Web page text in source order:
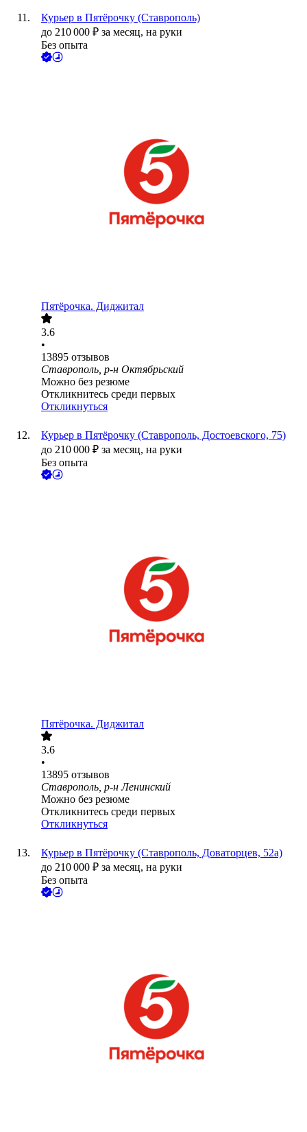
Курьер в Пятёрочку (Ставрополь)
до 210 000 ₽ за месяц, на руки
Без опыта
Пятёрочка. Диджитал
3.6
•
13895 отзывов
Ставрополь, р-н Октябрьский
Можно без резюме
Откликнитесь среди первых
Откликнуться
Курьер в Пятёрочку (Ставрополь, Достоевского, 75)
до 210 000 ₽ за месяц, на руки
Без опыта
Пятёрочка. Диджитал
3.6
•
13895 отзывов
Ставрополь, р-н Ленинский
Можно без резюме
Откликнитесь среди первых
Откликнуться
Курьер в Пятёрочку (Ставрополь, Доваторцев, 52а)
до 210 000 ₽ за месяц, на руки
Без опыта